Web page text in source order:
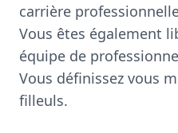
carrière
Vous êtes également
équipe de
Vous définissez vous
filleuls.